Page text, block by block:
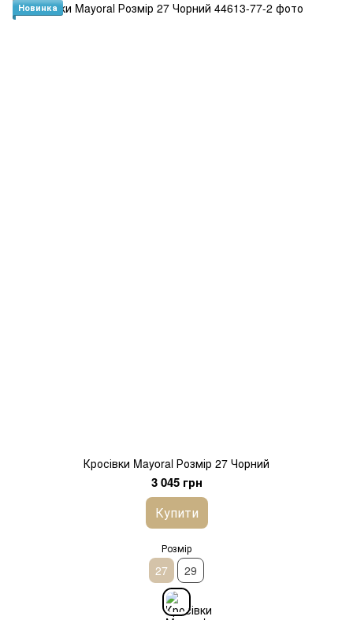
Новинка
Кросівки Mayoral Розмір 27 Чорний
3 045 грн
Купити
Розмір
27 29